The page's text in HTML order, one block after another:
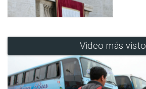
Video más visto